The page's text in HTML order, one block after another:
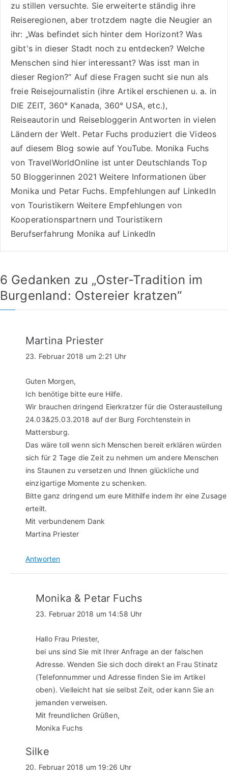
zu stillen versuchte. Sie erweiterte ständig ihre
Reiseregionen, aber trotzdem nagte die Neugier an
ihr: „Was befindet sich hinter dem Horizont? Was
gibt's in dieser Stadt noch zu entdecken? Welche
Menschen sind hier interessant? Was isst man in
dieser Region?“ Auf diese Fragen sucht sie nun als
freie Reisejournalistin (ihre Artikel erschienen u. a. in
DIE ZEIT, 360° Kanada, 360° USA, etc.),
Reiseautorinund Reisebloggerin Antworten in vielen
Ländern der Welt. Petar Fuchs produziert die Videos
auf diesem Blog sowie aufYouTube. Monika Fuchs
von TravelWorldOnline ist unter Deutschlands Top
50 Bloggerinnen 2021 Weitere Informationen über
Monika und Petar Fuchs. Empfehlungen auf LinkedIn
von Touristikern Weitere Empfehlungen von
Kooperationspartnern und Touristikern
Berufserfahrung Monika auf LinkedIn
6 Gedanken zu „Oster-Tradition im
Burgenland: Ostereier kratzen“
Martina Priester
23. Februar 2018 um 2:21 Uhr
Guten Morgen,
Ich benötige bitte eure Hilfe.
Wir brauchen dringend Eierkratzer für die Osteraustellung
24.03&25.03.2018 auf der Burg Forchtenstein in
Mattersburg.
Das wäre toll wenn sich Menschen bereit erklären würden
sich für 2 Tage die Zeit zu nehmen um andere Menschen
ins Staunen zu versetzen und Ihnen glückliche und
einzigartige Momente zu schenken.
Bitte ganz dringend um eure Mithilfe indem ihr eine Zusage
erteilt.
Mit verbundenem Dank
Martina Priester
Antworten
Monika & Petar Fuchs
23. Februar 2018 um 14:58 Uhr
Hallo Frau Priester,
bei uns sind Sie mit Ihrer Anfrage an der falschen
Adresse. Wenden Sie sich doch direkt an Frau Stinatz
(Telefonnummer und Adresse finden Sie im Artikel
oben). Vielleicht hat sie selbst Zeit, oder kann Sie an
jemanden verweisen.
Mit freundlichen Grüßen,
Monika Fuchs
Silke
20. Februar 2018 um 19:26 Uhr